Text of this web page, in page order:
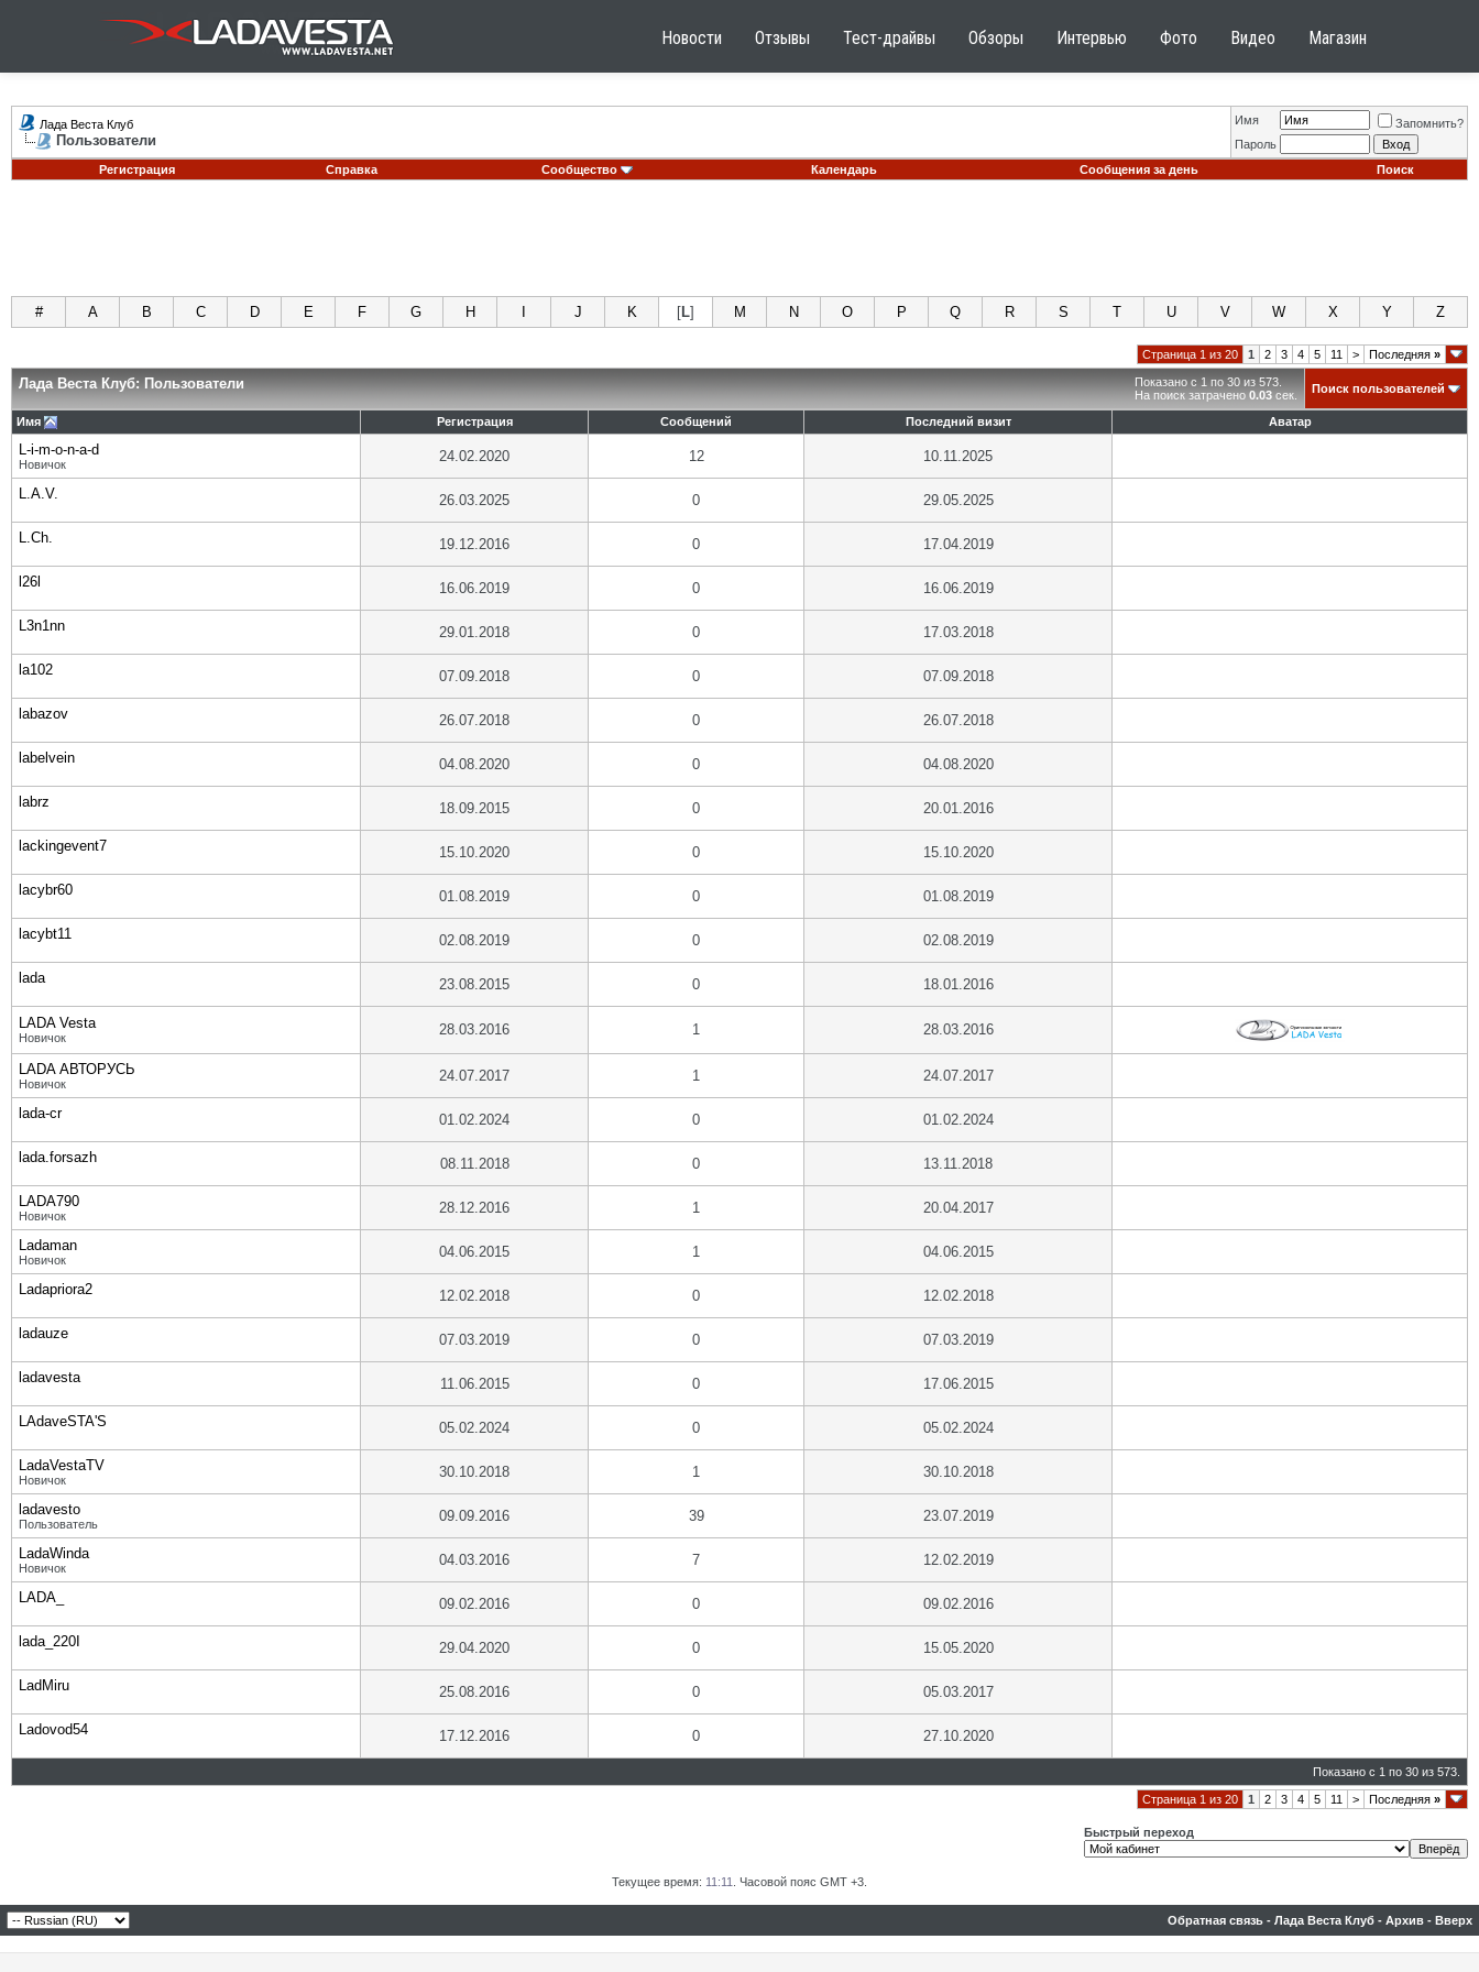
Новости Отзывы Тест-драйвы Обзоры Интервью Фото Видео Магазин
Лада Веста Клуб
Пользователи
Имя
Запомнить?
Пароль
Регистрация
Справка Сообщество Календарь Сообщения за день Поиск
# A B C D E F G H J K [L] M N O P Q R S T U V W X Y Z
Страница 1 из 20 1 2 3 4 5 11 > Последняя »
Показано с 1 по 30 из 573.
На поиск затрачено 0.03 сек.
Лада Веста Клуб: Пользователи Поиск пользователей
Имя Регистрация Сообщений Последний визит Аватар
L-i-m-o-n-a-d
Новичок 24.02.2020 12 10.11.2025
L.A.V. 26.03.2025 0 29.05.2025
L.Ch. 19.12.2016 0 17.04.2019
l26l 16.06.2019 0 16.06.2019
L3n1nn 29.01.2018 0 17.03.2018
la102 07.09.2018 0 07.09.2018
labazov 26.07.2018 0 26.07.2018
labelvein 04.08.2020 0 04.08.2020
labrz 18.09.2015 0 20.01.2016
lackingevent7 15.10.2020 0 15.10.2020
lacybr60 01.08.2019 0 01.08.2019
lacybt11 02.08.2019 0 02.08.2019
lada 23.08.2015 0 18.01.2016
LADA Vesta
Новичок 28.03.2016 1 28.03.2016
LADA АВТОРУСЬ
Новичок 24.07.2017 1 24.07.2017
lada-cr 01.02.2024 0 01.02.2024
lada.forsazh 08.11.2018 0 13.11.2018
LADA790
Новичок 28.12.2016 1 20.04.2017
Ladaman
Новичок 04.06.2015 1 04.06.2015
Ladapriora2 12.02.2018 0 12.02.2018
ladauze 07.03.2019 0 07.03.2019
ladavesta 11.06.2015 0 17.06.2015
LAdaveSTA'S 05.02.2024 0 05.02.2024
LadaVestaTV
Новичок 30.10.2018 1 30.10.2018
ladavesto
Пользователь 09.09.2016 39 23.07.2019
LadaWinda
Новичок 04.03.2016 7 12.02.2019
LADA_ 09.02.2016 0 09.02.2016
lada_220I 29.04.2020 0 15.05.2020
LadMiru 25.08.2016 0 05.03.2017
Ladovod54 17.12.2016 0 27.10.2020
Показано с 1 по 30 из 573.
Страница 1 из 20 1 2 3 4 5 11 > Последняя »
Быстрый переход
Текущее время: 11:11 . Часовой пояс GMT +3.
Обратная связь - Лада Веста Клуб - Архив - Вверх